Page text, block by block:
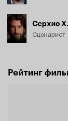
Серхио
Сценарист
Рейтинг